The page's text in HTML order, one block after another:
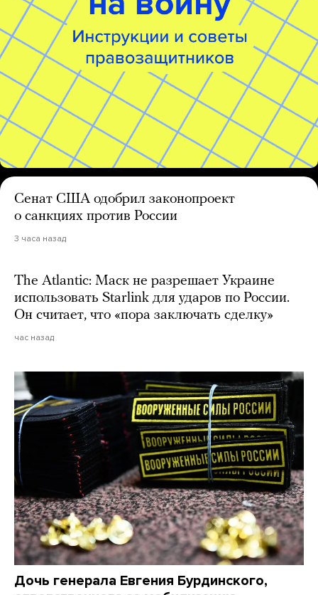
Сенат США одобрил законопроект
о санкциях против России
3 часа назад
The Atlantic: Маск не разрешает Украине
использовать Starlink для ударов по России.
Он считает, что «пора заключать сделку»
час назад
Дочь генерала Евгения Бурдинского,